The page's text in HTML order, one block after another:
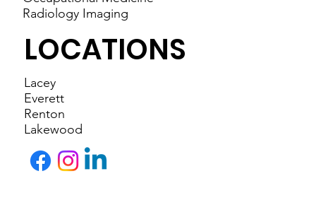
Radiology Imaging
LOCATIONS
Lacey
Everett
Renton
Lakewood